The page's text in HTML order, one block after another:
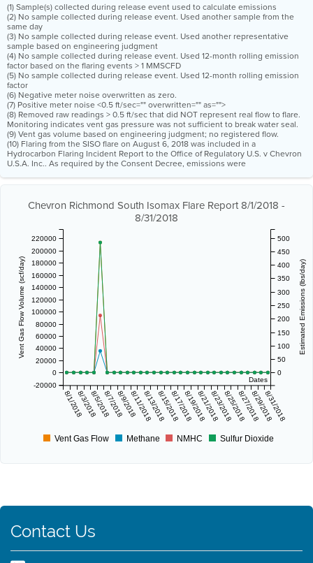
(1) Sample(s) collected during release event used to calculate emissions
(2) No sample collected during release event. Used another sample from the
same day
(3) No sample collected during release event. Used another representative
sample based on engineering judgment
(4) No sample collected during release event. Used 12-month rolling emission
factor based on the flaring events > 1 MMSCFD
(5) No sample collected during release event. Used 12-month rolling emission
factor
(6) Negative meter noise overwritten as zero.
(7) Positive meter noise <0.5 ft/sec="" overwritten="" as="">
(8) Removed raw readings > 0.5 ft/sec that did NOT represent real flow to flare.
Monitoring indicates vent gas pressure was not sufficient to break water seal.
(9) Vent gas volume based on engineering judgment; no registered flow.
(10) Flaring from the SISO flare on August 6, 2018 was included in a
Hydrocarbon Flaring Incident Report to the Office of Regulatory U.S. v Chevron
U.S.A. Inc.. As required by the Consent Decree, emissions were
Chevron Richmond South Isomax Flare Report 8/1/2018 -
8/31/2018
Dates
8/1/20188/3/20188/5/20188/7/20188/9/20188/11/20188/13/20188/15/20188/17/20188/19/20188/21/20188/23/20188/25/20188/27/20188/29/20188/31/2018
Vent Gas Flow Volume (scf/day)
-20000
0
20000
40000
60000
80000
100000
120000
140000
160000
180000
200000
220000
Estimated Emissions (lbs/day)
0
50
100
150
200
250
300
350
400
450
500
Vent Gas Flow Methane NMHC Sulfur Dioxide
Contact Us